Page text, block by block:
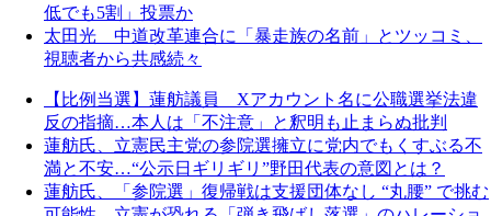
低でも5割」投票か
太田光 中道改革連合に「暴走族の名前」とツッコミ、
視聴者から共感続々
【比例当選】蓮舫議員 Xアカウント名に公職選挙法違
反の指摘…本人は「不注意」と釈明も止まらぬ批判
蓮舫氏、立憲民主党の参院選擁立に党内でもくすぶる不
満と不安…“公示日ギリギリ”野田代表の意図とは？
蓮舫氏、「参院選」復帰戦は支援団体なし “丸腰” で挑む